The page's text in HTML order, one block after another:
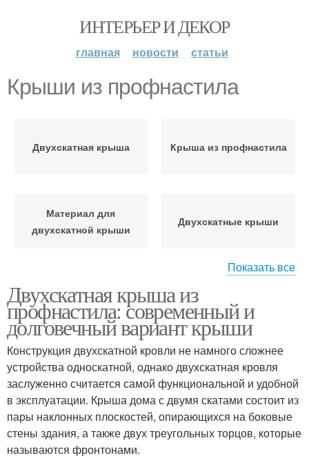
ИНТЕРЬЕР И ДЕКОР
главная новости статьи
Крыши из профнастила
Двухскатная крыша Крыша из профнастила
Материал для
двухскатной крыши
Двухскатные крыши
Двускатная крыша
профнастила
Арочные крыши Арочная крыша
Круглые крыши
Показать все
Двухскатная крыша из
профнастила: современный и
долговечный вариант крыши
Конструкция двухскатной кровли не намного сложнее
устройства односкатной, однако двухскатная кровля
заслуженно считается самой функциональной и удобной
в эксплуатации. Крыша дома с двумя скатами состоит из
пары наклонных плоскостей, опирающихся на боковые
стены здания, а также двух треугольных торцов, которые
называются фронтонами.